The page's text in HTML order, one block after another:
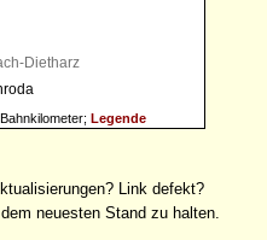
Dietharz
Legende
Link defekt?
neuesten Stand zu halten.